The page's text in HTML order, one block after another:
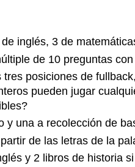
inglés, 3 de
de 10 preguntas
posiciones de
pueden jugar
una a recolección de
de las letras de la
y 2 libros de historia